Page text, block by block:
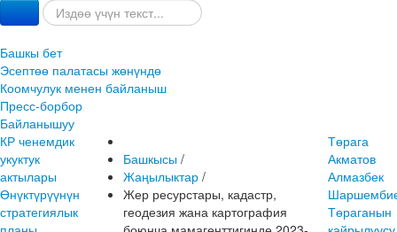
Башкы бет
Эсептөө палатасы жөнүндө
Коомчулук менен байланыш
Пресс-борбор
Байланышуу
КР ченемдик
укуктук
актылары
Өнүктүрүүнүн
стратегиялык
Башкысы /
Жаңылыктар /
Жер ресурстары, кадастр,
геодезия жана картография
Төрага
Акматов
Алмазбек
Төраганын